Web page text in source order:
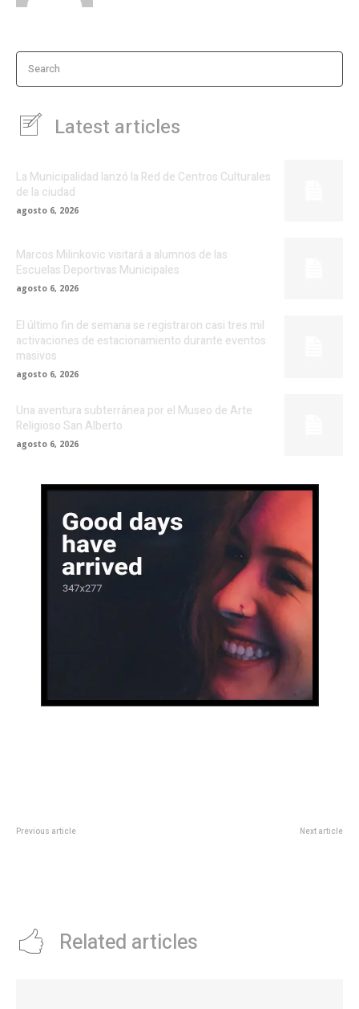
Search
Latest articles
La Municipalidad lanzó la Red de Centros Culturales
de la ciudad
agosto 6, 2026
Marcos Milinkovic visitará a alumnos de las
Escuelas Deportivas Municipales
agosto 6, 2026
El último fin de semana se registraron casi tres mil
activaciones de estacionamiento durante eventos
masivos
agosto 6, 2026
Una aventura subterránea por el Museo de Arte
Religioso San Alberto
agosto 6, 2026
Previous article Next article
Related articles